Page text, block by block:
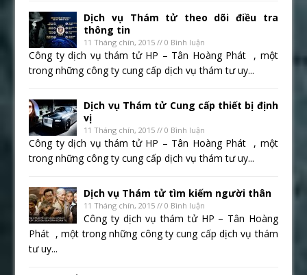
Dịch vụ Thám tử theo dõi điều tra
thông tin
11 Tháng chín, 2015 // 0 Bình luận
Công ty dịch vụ thám tử HP – Tân Hoàng Phát , một
trong những công ty cung cấp dịch vụ thám tư uy...
Dịch vụ Thám tử Cung cấp thiết bị định
vị
11 Tháng chín, 2015 // 0 Bình luận
Công ty dịch vụ thám tử HP – Tân Hoàng Phát , một
trong những công ty cung cấp dịch vụ thám tư uy...
Dịch vụ Thám tử tìm kiếm người thân
11 Tháng chín, 2015 // 0 Bình luận
Công ty dịch vụ thám tử HP – Tân Hoàng
Phát , một trong những công ty cung cấp dịch vụ thám
tư uy...